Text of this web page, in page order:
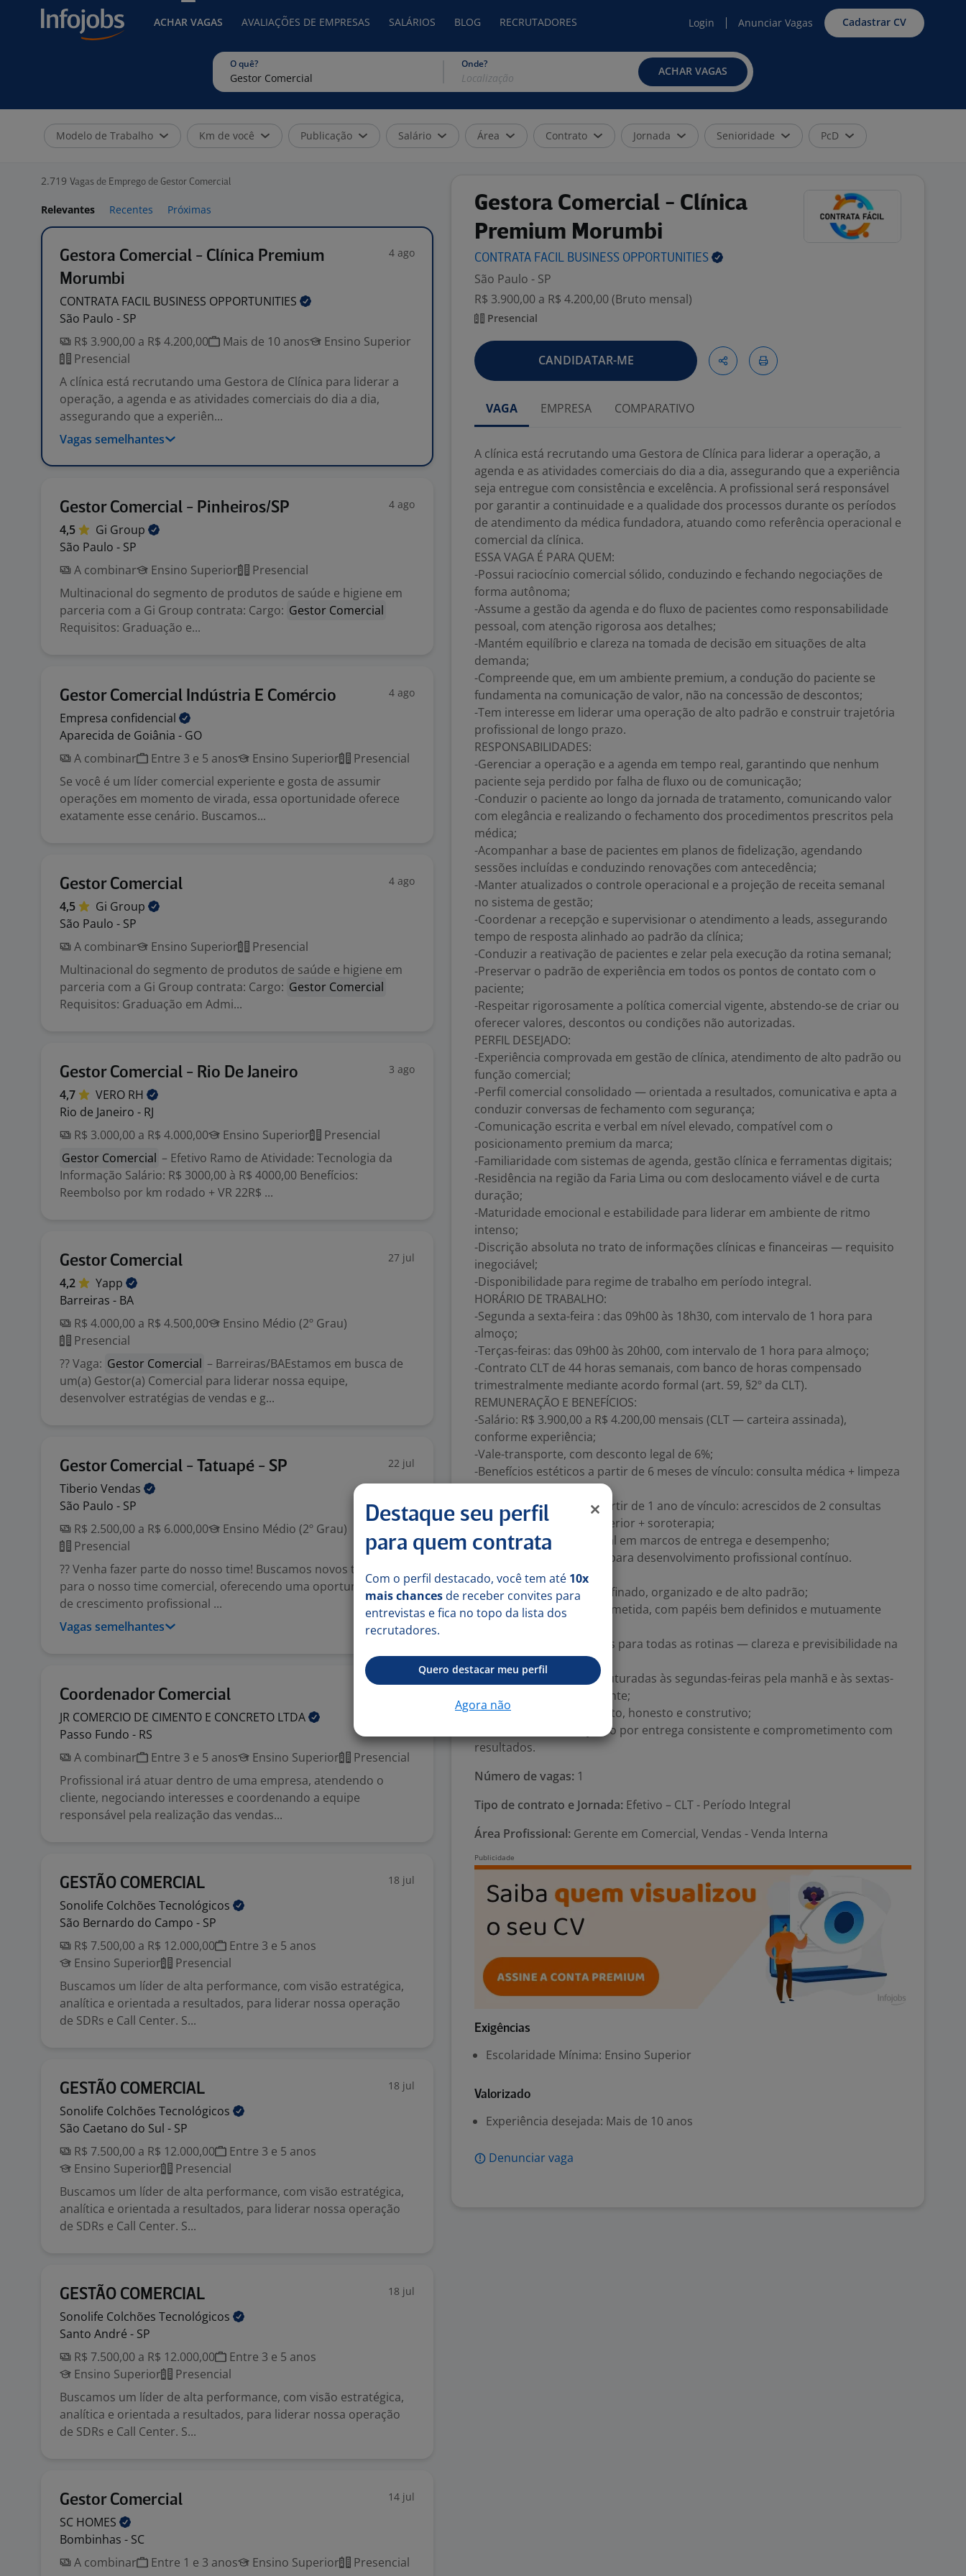
ACHAR VAGAS AVALIAÇÕES DE EMPRESAS SALÁRIOS BLOG RECRUTADORES Login Anunciar Vagas Cadastrar CV
O quê? Onde?
ACHAR VAGAS
Modelo de Trabalho Km de você Publicação Salário Área Contrato Jornada Senioridade PcD
2.719 Vagas de Emprego de Gestor Comercial
Relevantes Recentes Próximas
Gestora Comercial - Clínica Premium
Morumbi
4 ago
CONTRATA FACIL BUSINESS OPPORTUNITIES
São Paulo - SP
R$ 3.900,00 a R$ 4.200,00
Mais de 10 anos
Ensino Superior
Presencial
A clínica está recrutando uma Gestora de Clínica para liderar a
operação, a agenda e as atividades comerciais do dia a dia,
assegurando que a experiên...
Vagas semelhantes
Gestor Comercial - Pinheiros/SP 4 ago
4,5 Gi Group
São Paulo - SP
A combinar
Ensino Superior
Presencial
Multinacional do segmento de produtos de saúde e higiene em
parceria com a Gi Group contrata: Cargo: Gestor Comercial
Requisitos: Graduação e...
Gestor Comercial Indústria E Comércio 4 ago
Empresa confidencial
Aparecida de Goiânia - GO
A combinar
Entre 3 e 5 anos Ensino Superior
Presencial
Se você é um líder comercial experiente e gosta de assumir
operações em momento de virada, essa oportunidade oferece
exatamente esse cenário. Buscamos...
Gestor Comercial 4 ago
4,5 Gi Group
São Paulo - SP
A combinar
Ensino Superior
Presencial
Multinacional do segmento de produtos de saúde e higiene em
parceria com a Gi Group contrata: Cargo: Gestor Comercial
Requisitos: Graduação em Admi...
Gestor Comercial - Rio De Janeiro 3 ago
4,7 VERO RH
Rio de Janeiro - RJ
R$ 3.000,00 a R$ 4.000,00
Ensino Superior
Presencial
Gestor Comercial – Efetivo Ramo de Atividade: Tecnologia da
Informação Salário: R$ 3000,00 à R$ 4000,00 Benefícios:
Reembolso por km rodado + VR 22R$ ...
Gestor Comercial 27 jul
4,2
Yapp
Barreiras - BA
R$ 4.000,00 a R$ 4.500,00
Ensino Médio (2º Grau)
Presencial
?? Vaga: Gestor Comercial – Barreiras/BAEstamos em busca de
um(a) Gestor(a) Comercial para liderar nossa equipe,
desenvolver estratégias de vendas e g...
Gestor Comercial - Tatuapé - SP 22 jul
Tiberio Vendas
São Paulo - SP
R$ 2.500,00 a R$ 6.000,00
Ensino Médio (2º Grau)
Presencial
?? Venha fazer parte do nosso time! Buscamos novos talentos
para o nosso time comercial, oferecendo uma oportunidade real
de crescimento profissional ...
Vagas semelhantes
Coordenador Comercial
JR COMERCIO DE CIMENTO E CONCRETO LTDA
Passo Fundo - RS
A combinar
Entre 3 e 5 anos Ensino Superior
Presencial
Profissional irá atuar dentro de uma empresa, atendendo o
cliente, negociando interesses e coordenando a equipe
responsável pela realização das vendas...
GESTÃO COMERCIAL 18 jul
Sonolife Colchões Tecnológicos
São Bernardo do Campo - SP
R$ 7.500,00 a R$ 12.000,00
Entre 3 e 5 anos
Ensino Superior
Presencial
Buscamos um líder de alta performance, com visão estratégica,
analítica e orientada a resultados, para liderar nossa operação
de SDRs e Call Center. S...
GESTÃO COMERCIAL 18 jul
Sonolife Colchões Tecnológicos
São Caetano do Sul - SP
R$ 7.500,00 a R$ 12.000,00
Entre 3 e 5 anos
Ensino Superior
Presencial
Buscamos um líder de alta performance, com visão estratégica,
analítica e orientada a resultados, para liderar nossa operação
de SDRs e Call Center. S...
GESTÃO COMERCIAL 18 jul
Sonolife Colchões Tecnológicos
Santo André - SP
R$ 7.500,00 a R$ 12.000,00
Entre 3 e 5 anos
Ensino Superior
Presencial
Buscamos um líder de alta performance, com visão estratégica,
analítica e orientada a resultados, para liderar nossa operação
de SDRs e Call Center. S...
Gestor Comercial 14 jul
SC HOMES
Bombinhas - SC
A combinar
Entre 1 e 3 anos Ensino Superior Presencial
Gestora Comercial - Clínica
Premium Morumbi
CONTRATA FACIL BUSINESS OPPORTUNITIES
São Paulo - SP
R$ 3.900,00 a R$ 4.200,00 (Bruto mensal)
Presencial
CANDIDATAR-ME
VAGA EMPRESA COMPARATIVO
A clínica está recrutando uma Gestora de Clínica para liderar a operação, a
agenda e as atividades comerciais do dia a dia, assegurando que a experiência
seja entregue com consistência e excelência. A profissional será responsável
por garantir a continuidade e a qualidade dos processos durante os períodos
de atendimento da médica fundadora, atuando como referência operacional e
comercial da clínica.
ESSA VAGA É PARA QUEM:
-Possui raciocínio comercial sólido, conduzindo e fechando negociações de
forma autônoma;
-Assume a gestão da agenda e do fluxo de pacientes como responsabilidade
pessoal, com atenção rigorosa aos detalhes;
-Mantém equilíbrio e clareza na tomada de decisão em situações de alta
demanda;
-Compreende que, em um ambiente premium, a condução do paciente se
fundamenta na comunicação de valor, não na concessão de descontos;
-Tem interesse em liderar uma operação de alto padrão e construir trajetória
profissional de longo prazo.
RESPONSABILIDADES:
-Gerenciar a operação e a agenda em tempo real, garantindo que nenhum
paciente seja perdido por falha de fluxo ou de comunicação;
-Conduzir o paciente ao longo da jornada de tratamento, comunicando valor
com elegância e realizando o fechamento dos procedimentos prescritos pela
médica;
-Acompanhar a base de pacientes em planos de fidelização, agendando
sessões incluídas e conduzindo renovações com antecedência;
-Manter atualizados o controle operacional e a projeção de receita semanal
no sistema de gestão;
-Coordenar a recepção e supervisionar o atendimento a leads, assegurando
tempo de resposta alinhado ao padrão da clínica;
-Conduzir a reativação de pacientes e zelar pela execução da rotina semanal;
-Preservar o padrão de experiência em todos os pontos de contato com o
paciente;
-Respeitar rigorosamente a política comercial vigente, abstendo-se de criar ou
oferecer valores, descontos ou condições não autorizadas.
PERFIL DESEJADO:
-Experiência comprovada em gestão de clínica, atendimento de alto padrão ou
função comercial;
-Perfil comercial consolidado — orientada a resultados, comunicativa e apta a
conduzir conversas de fechamento com segurança;
-Comunicação escrita e verbal em nível elevado, compatível com o
posicionamento premium da marca;
-Familiaridade com sistemas de agenda, gestão clínica e ferramentas digitais;
-Residência na região da Faria Lima ou com deslocamento viável e de curta
duração;
-Maturidade emocional e estabilidade para liderar em ambiente de ritmo
intenso;
-Discrição absoluta no trato de informações clínicas e financeiras — requisito
inegociável;
-Disponibilidade para regime de trabalho em período integral.
HORÁRIO DE TRABALHO:
-Segunda a sexta-feira : das 09h00 às 18h30, com intervalo de 1 hora para
almoço;
-Terças-feiras: das 09h00 às 20h00, com intervalo de 1 hora para almoço;
-Contrato CLT de 44 horas semanais, com banco de horas compensado
trimestralmente mediante acordo formal (art. 59, §2º da CLT).
REMUNERAÇÃO E BENEFÍCIOS:
-Salário: R$ 3.900,00 a R$ 4.200,00 mensais (CLT — carteira assinada),
conforme experiência;
-Vale-transporte, com desconto legal de 6%;
-Benefícios estéticos a partir de 6 meses de vínculo: consulta médica + limpeza
de pele + IPL + CmSlim;
-Benefícios estéticos a partir de 1 ano de vínculo: acrescidos de 2 consultas
anuais + Botox terço superior + soroterapia;
-Reconhecimento especial em marcos de entrega e desempenho;
-Treinamentos incluídos para desenvolvimento profissional contínuo.
NOSSA CULTURA:
-Ambiente de trabalho refinado, organizado e de alto padrão;
-Equipe enxuta e comprometida, com papéis bem definidos e mutuamente
-Protocolos estabelecidos para todas as rotinas — clareza e previsibilidade na
operação;
-Reuniões semanais estruturadas às segundas-feiras pela manhã e às sextas-
feiras ao final do expediente;
-Cultura de feedback direto, honesto e construtivo;
-Reconhecimento objetivo por entrega consistente e comprometimento com
resultados.
Número de vagas: 1
Tipo de contrato e Jornada: Efetivo – CLT - Período Integral
Área Profissional: Gerente em Comercial, Vendas - Venda Interna
Exigências
Escolaridade Mínima: Ensino Superior
Valorizado
Experiência desejada: Mais de 10 anos
Denunciar vaga
Destaque seu perfil
para quem contrata
Com o perfil destacado, você tem até 10x
mais chances de receber convites para
entrevistas e fica no topo da lista dos
recrutadores.
Quero destacar meu perfil
Agora não